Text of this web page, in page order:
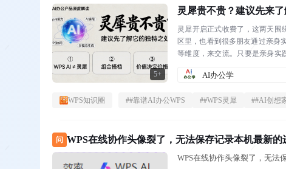
5+
灵犀贵不贵？建议先来
灵犀开启正式收费了，这两天围
区里，也看到很多朋友通过亲身
等维度，来交流。只要是亲身实
AI办公学
WPS知识圈 ##靠谱AI办公WPS ##WPS灵犀 ##AI创想
问 WPS在线协作头像裂了，无法保存记录本机最新的
WPS在线协作头像裂了，无法